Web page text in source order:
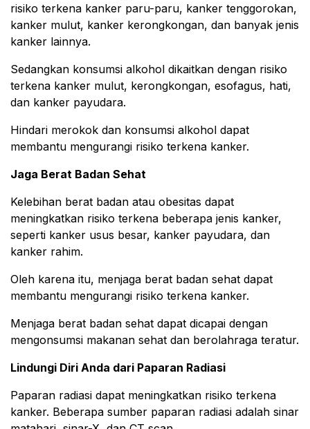
risiko terkena kanker paru-paru, kanker tenggorokan,
kanker mulut, kanker kerongkongan, dan banyak jenis
kanker lainnya.
Sedangkan konsumsi alkohol dikaitkan dengan risiko
terkena kanker mulut, kerongkongan, esofagus, hati,
dan kanker payudara.
Hindari merokok dan konsumsi alkohol dapat
membantu mengurangi risiko terkena kanker.
Jaga Berat Badan Sehat
Kelebihan berat badan atau obesitas dapat
meningkatkan risiko terkena beberapa jenis kanker,
seperti kanker usus besar, kanker payudara, dan
kanker rahim.
Oleh karena itu, menjaga berat badan sehat dapat
membantu mengurangi risiko terkena kanker.
Menjaga berat badan sehat dapat dicapai dengan
mengonsumsi makanan sehat dan berolahraga teratur.
Lindungi Diri Anda dari Paparan Radiasi
Paparan radiasi dapat meningkatkan risiko terkena
kanker. Beberapa sumber paparan radiasi adalah sinar